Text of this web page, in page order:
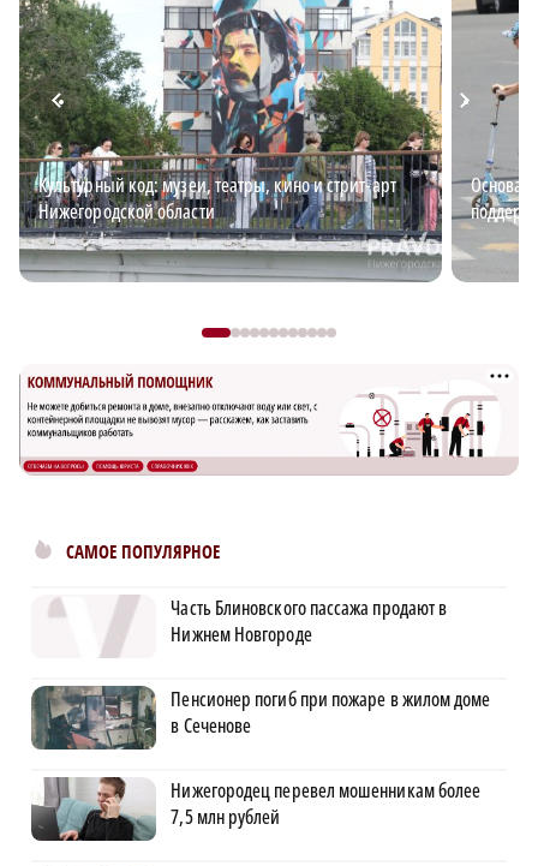
Культурный код: музеи, театры, кино и стрит-арт
Нижегородской области
Основа
САМОЕ ПОПУЛЯРНОЕ
Часть Блиновского пассажа продают в
Нижнем Новгороде
Пенсионер погиб при пожаре в жилом доме
в Сеченове
Нижегородец перевел мошенникам более
7,5 млн рублей